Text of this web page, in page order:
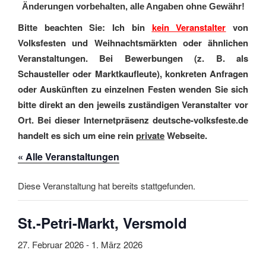
Änderungen vorbehalten, alle Angaben ohne Gewähr!
Bitte beachten Sie: Ich bin kein Veranstalter von
Volksfesten und Weihnachtsmärkten oder ähnlichen
Veranstaltungen. Bei Bewerbungen (z. B. als
Schausteller oder Marktkaufleute), konkreten Anfragen
oder Auskünften zu einzelnen Festen wenden Sie sich
bitte direkt an den jeweils zuständigen Veranstalter vor
Ort. Bei dieser Internetpräsenz deutsche-volksfeste.de
handelt es sich um eine reinprivateWebseite.
« Alle Veranstaltungen
Diese Veranstaltung hat bereits stattgefunden.
St.-Petri-Markt, Versmold
27. Februar 2026- 1. März 2026